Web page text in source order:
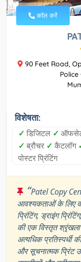
कॉल करें
90 Feet Road,
विशेषता:
✓ डिजिटल ✓
✓ ब्रौचर ✓ कैटलॉग
पोस्टर प्रिंटिंग
“Patel Copy
आवश्यकताओं के लिए
प्रिंटिंग, ड्राइंग
की एक विस्तृत
अत्यधिक प्रतिस्पर्धी
और सूचनात्मक प्रिंट